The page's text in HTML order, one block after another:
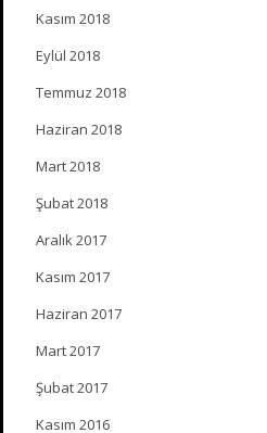
Kasım 2018
Eylül 2018
Temmuz 2018
Haziran 2018
Mart 2018
Şubat 2018
Aralık 2017
Kasım 2017
Haziran 2017
Mart 2017
Şubat 2017
Kasım 2016